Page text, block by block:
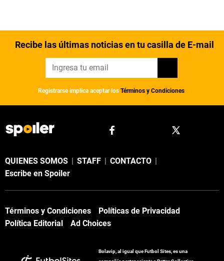
Recibe las últimas noticias en tu casilla de E-mail
Registrarse implica aceptar los Términos y Condiciones
QUIENES SOMOS | STAFF | CONTACTO |
Escribe en Spoiler
Términos y Condiciones
Políticas de Privacidad
Política Editorial
Ad Choices
Bolavip, al igual que Futbol Sites, es una